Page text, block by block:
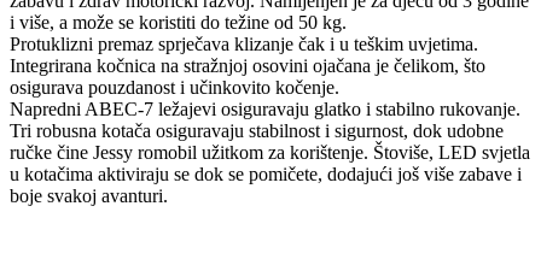
i više, a može se koristiti do težine od 50 kg.
Protuklizni premaz sprječava klizanje čak i u teškim uvjetima.
Integrirana kočnica na stražnjoj osovini ojačana je čelikom, što
osigurava pouzdanost i učinkovito kočenje.
Napredni ABEC-7 ležajevi osiguravaju glatko i stabilno rukovanje.
Tri robusna kotača osiguravaju stabilnost i sigurnost, dok udobne
ručke čine Jessy romobil užitkom za korištenje. Štoviše, LED svjetla
u kotačima aktiviraju se dok se pomičete, dodajući još više zabave i
boje svakoj avanturi.